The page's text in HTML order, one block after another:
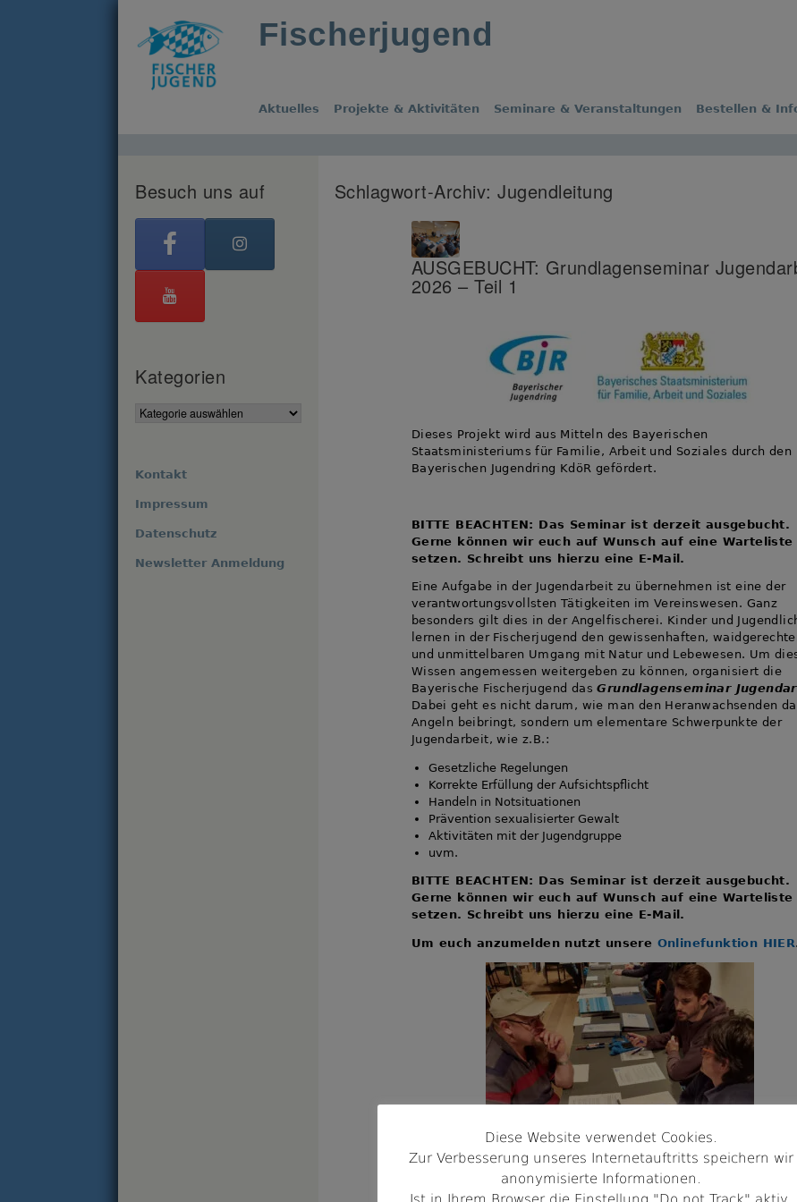
Fischerjugend
Aktuelles Projekte & Aktivitäten Seminare & Veranstaltungen Bestellen &
Schlagwort-Archiv:Jugendleitung
AUSGEBUCHT: Grundlagenseminar
2026 – Teil 1
Dieses Projekt wird aus Mitteln des Bayerischen
Staatsministeriums für Familie, Arbeit und Soziales durch den
Bayerischen Jugendring KdöR gefördert.
BITTE BEACHTEN: Das Seminar ist derzeit ausgebucht.
Gerne können wir euch auf Wunsch auf eine Warteliste
setzen. Schreibt uns hierzu eine E-Mail.
Eine Aufgabe in der Jugendarbeit zu übernehmen ist eine der
verantwortungsvollsten Tätigkeiten im Vereinswesen. Ganz
besonders gilt dies in der Angelfischerei. Kinder und
lernen in der Fischerjugend den gewissenhaften,
und unmittelbaren Umgang mit Natur und Lebewesen. Um
Wissen angemessen weitergeben zu können, organisiert die
Bayerische Fischerjugend dasGrundlagenseminar
Dabei geht es nicht darum, wie man den Heranwachsenden
Angeln beibringt, sondern um elementare Schwerpunkte der
Jugendarbeit, wie z.B.:
Gesetzliche Regelungen
Korrekte Erfüllung der Aufsichtspflicht
Handeln in Notsituationen
Prävention sexualisierter Gewalt
Aktivitäten mit der Jugendgruppe
uvm.
BITTE BEACHTEN: Das Seminar ist derzeit ausgebucht.
Gerne können wir euch auf Wunsch auf eine Warteliste
setzen. Schreibt uns hierzu eine E-Mail.
Um euch anzumelden nutzt unsere Onlinefunktion HIER.
Besuch uns auf
Kategorien
Kontakt
Impressum
Datenschutz
Newsletter Anmeldung
Diese Website verwendet Cookies.
Zur Verbesserung unseres Internetauftritts speichern wir
anonymisierte Informationen.